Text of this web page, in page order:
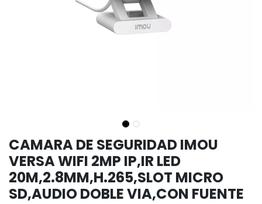
CAMARA DE SEGURIDAD IMOU
VERSA WIFI 2MP IP,IR LED
20M,2.8MM,H.265,SLOT MICRO
SD,AUDIO DOBLE VIA,CON FUENTE